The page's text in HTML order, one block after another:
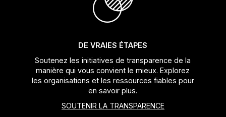
DE VRAIES ÉTAPES
Soutenez les initiatives de transparence de la
manière qui vous convient le mieux. Explorez
les organisations et les ressources fiables pour
en savoir plus.
SOUTENIR LA TRANSPARENCE